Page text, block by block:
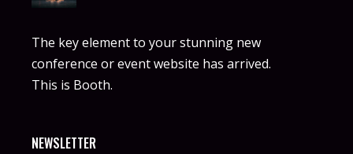
The key element to your stunning new
conference or event website has arrived.
This is Booth.
NEWSLETTER